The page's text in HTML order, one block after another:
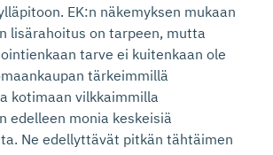
EK:n näkemyksen mukaan
lisärahoitus on tarpeen, mutta
tarve ei kuitenkaan ole
tärkeimmillä
kotimaan vilkkaimmilla
edelleen monia keskeisiä
Ne edellyttävät pitkän tähtäimen